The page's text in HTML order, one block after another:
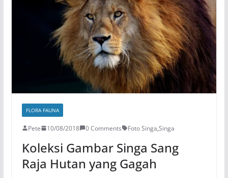
FLORA FAUNA
Pete 10/08/2018 0 Comments Foto Singa,Singa
Koleksi Gambar Singa Sang
Raja Hutan yang Gagah